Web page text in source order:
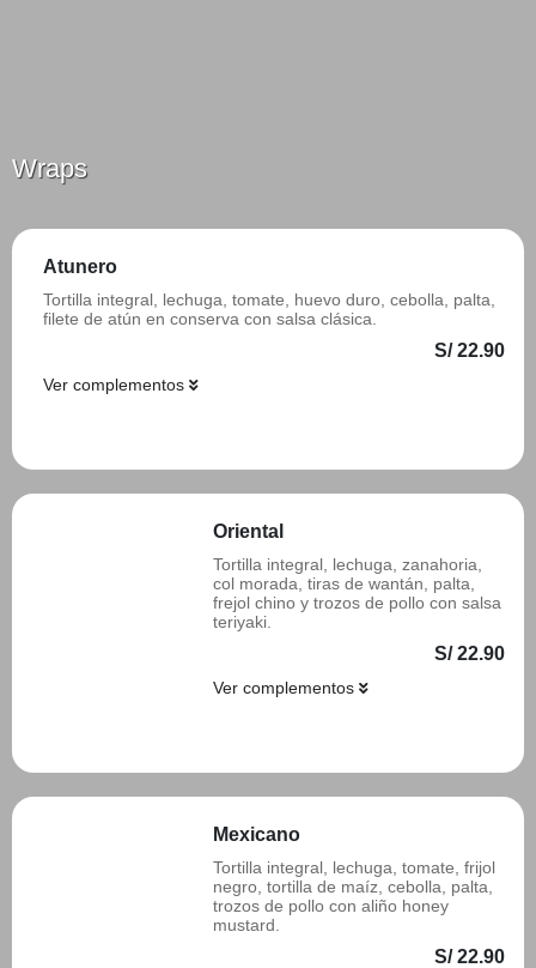
Wraps
Atunero
Tortilla integral, lechuga, tomate, huevo duro, cebolla, palta,
filete de atún en conserva con salsa clásica.
S/ 22.90
Ver complementos
Oriental
Tortilla integral, lechuga, zanahoria,
col morada, tiras de wantán, palta,
frejol chino y trozos de pollo con salsa
teriyaki.
S/ 22.90
Ver complementos
Mexicano
Tortilla integral, lechuga, tomate, frijol
negro, tortilla de maíz, cebolla, palta,
trozos de pollo con aliño honey
mustard.
S/ 22.90